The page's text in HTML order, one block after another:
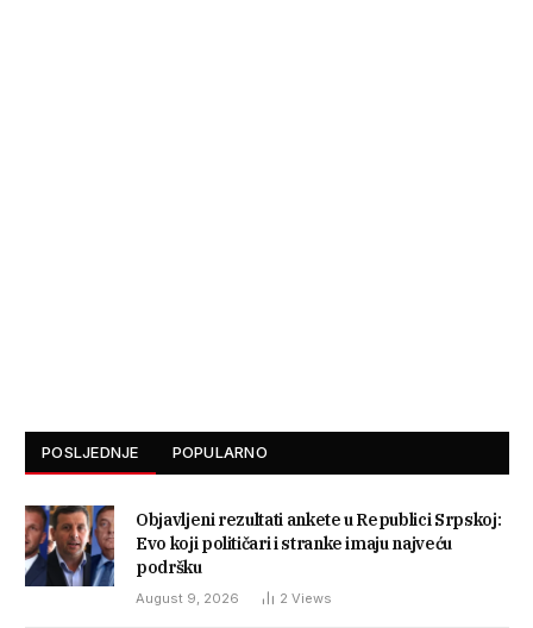
POSLJEDNJE POPULARNO
Objavljeni rezultati ankete u Republici Srpskoj:
Evo koji političari i stranke imaju najveću
podršku
August 9, 2026 2 Views